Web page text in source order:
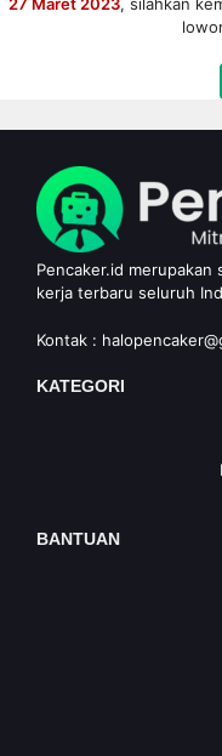
Pencaker.id
kerja terbaru seluruh
Kontak :
KATEGORI
BANTUAN